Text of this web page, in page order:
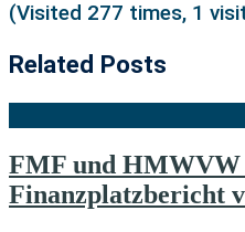
(Visited 277 times, 1
Related Posts
FMF und HMWVW
Finanzplatzbericht